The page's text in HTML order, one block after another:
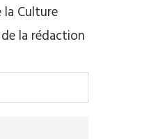
la Culture
la rédaction